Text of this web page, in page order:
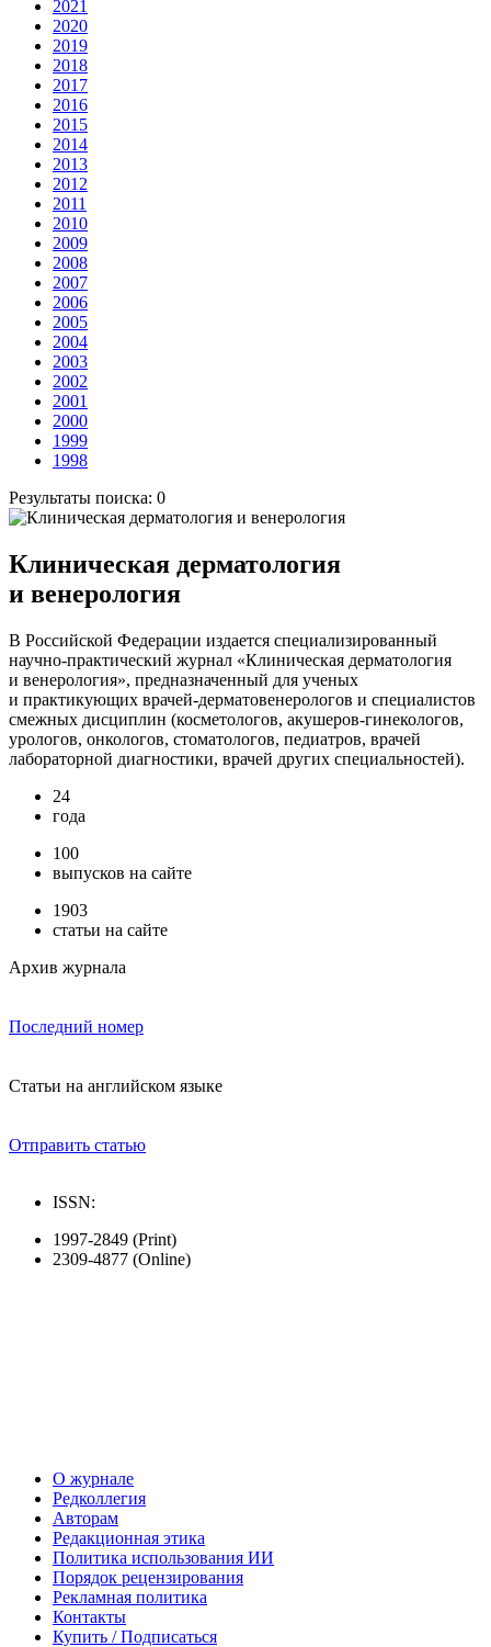
2021
2020
2019
2018
2017
2016
2015
2014
2013
2012
2011
2010
2009
2008
2007
2006
2005
2004
2003
2002
2001
2000
1999
1998
Результаты поиска: 0
Клиническая дерматология
и венерология
В Российской Федерации издается специализированный
научно-практический журнал «Клиническая дерматология
и венерология», предназначенный для ученых
и практикующих врачей-дерматовенерологов и специалистов
смежных дисциплин (косметологов, акушеров-гинекологов,
урологов, онкологов, стоматологов, педиатров, врачей
лабораторной диагностики, врачей других специальностей).
24
года
100
выпусков на сайте
1903
статьи на сайте
Архив журнала
Последний номер
Статьи на английском языке
Отправить статью
ISSN:
1997-2849 (Print)
2309-4877 (Online)
О журнале
Редколлегия
Авторам
Редакционная этика
Политика использования ИИ
Порядок рецензирования
Рекламная политика
Контакты
Купить / Подписаться